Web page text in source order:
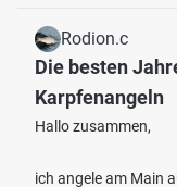
Rodion.c
Die besten
Karpfenangeln
Hallo zusammen,
ich angele am Main